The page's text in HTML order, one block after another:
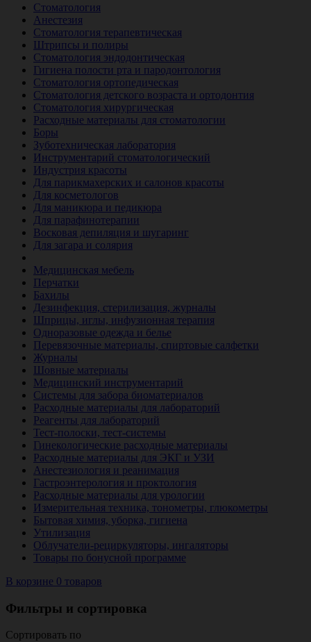
Стоматология
Анестезия
Стоматология терапевтическая
Штрипсы и полиры
Стоматология эндодонтическая
Гигиена полости рта и пародонтология
Стоматология ортопедическая
Стоматология детского возраста и ортодонтия
Стоматология хирургическая
Расходные материалы для стоматологии
Боры
Зуботехническая лаборатория
Инструментарий стоматологический
Индустрия красоты
Для парикмахерских и салонов красоты
Для косметологов
Для маникюра и педикюра
Для парафинотерапии
Восковая депиляция и шугаринг
Для загара и солярия
Медицинская мебель
Перчатки
Бахилы
Дезинфекция, стерилизация, журналы
Шприцы, иглы, инфузионная терапия
Одноразовые одежда и белье
Перевязочные материалы, спиртовые салфетки
Журналы
Шовные материалы
Медицинский инструментарий
Системы для забора биоматериалов
Расходные материалы для лабораторий
Реагенты для лабораторий
Тест-полоски, тест-системы
Гинекологические расходные материалы
Расходные материалы для ЭКГ и УЗИ
Анестезиология и реанимация
Гастроэнтерология и проктология
Расходные материалы для урологии
Измерительная техника, тонометры, глюкометры
Бытовая химия, уборка, гигиена
Утилизация
Облучатели-рециркуляторы, ингаляторы
Товары по бонусной программе
В корзине 0 товаров
Фильтры и сортировка
Сортировать по